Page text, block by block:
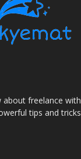
freelance with
tips and tricks